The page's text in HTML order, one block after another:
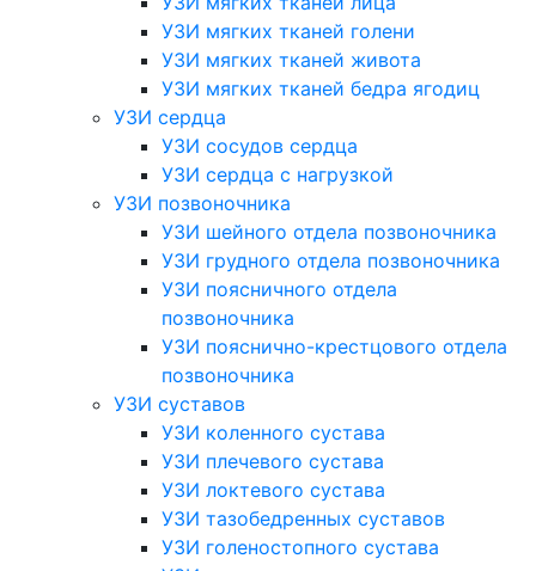
УЗИ мягких тканей голени
УЗИ мягких тканей живота
УЗИ мягких тканей бедра ягодиц
УЗИ сердца
УЗИ сосудов сердца
УЗИ сердца с нагрузкой
УЗИ позвоночника
УЗИ шейного отдела позвоночника
УЗИ грудного отдела позвоночника
УЗИ поясничного отдела
позвоночника
УЗИ пояснично-крестцового отдела
позвоночника
УЗИ суставов
УЗИ коленного сустава
УЗИ плечевого сустава
УЗИ локтевого сустава
УЗИ тазобедренных суставов
УЗИ голеностопного сустава